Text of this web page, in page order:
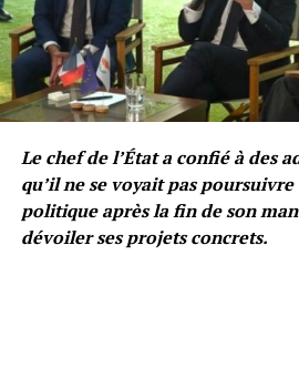
Le chef de l’État a confié à des
qu’il ne se voyait pas
politique après la fin de son
dévoiler ses projets concrets.